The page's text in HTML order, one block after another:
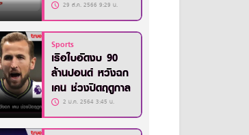
29 ส.ค. 2566 9:29 น.
Sports
เรือใบอัดงบ 90
ล้านปอนด์ หวังฉก
เคน ช่วงปิดฤดูกาล
2 ม.ค. 2564 3:45 น.